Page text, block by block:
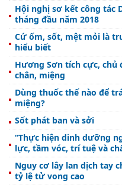
Hội nghị sơ kết công tác
tháng đầu năm 2018
Cứ ốm, sốt, mệt mỏi là
hiểu biết
Hương Sơn tích cực, chủ
chân, miệng
Dùng thuốc thế nào để
miệng?
Sốt phát ban và sởi
“Thực hiện dinh dưỡng
lực, tầm vóc, trí tuệ và
Nguy cơ lây lan dịch tay
tỷ lệ tử vong cao